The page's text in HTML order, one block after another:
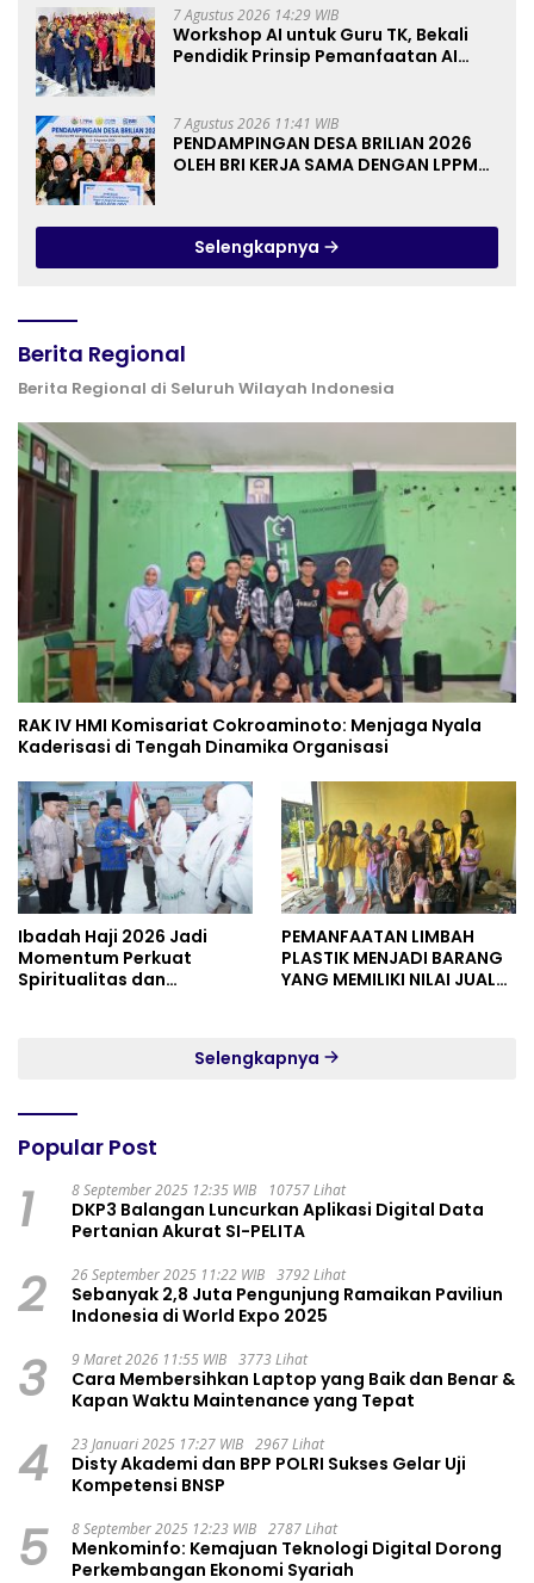
7 Agustus 2026 14:29 WIB
Workshop AI untuk Guru TK, Bekali
Pendidik Prinsip Pemanfaatan AI
7 Agustus 2026 11:41 WIB
PENDAMPINGAN DESA BRILIAN 2026
OLEH BRI KERJA SAMA DENGAN LPPM
Selengkapnya
Berita Regional
Berita Regional di Seluruh Wilayah Indonesia
RAK IV HMI Komisariat Cokroaminoto: Menjaga Nyala
Kaderisasi di Tengah Dinamika Organisasi
Ibadah Haji 2026 Jadi
Momentum Perkuat
Spiritualitas dan
PEMANFAATAN LIMBAH
PLASTIK MENJADI BARANG
YANG MEMILIKI NILAI JUAL
Selengkapnya
Popular Post
1 8 September 2025 12:35 WIB 10757 Lihat
DKP3 Balangan Luncurkan Aplikasi Digital Data
Pertanian Akurat SI-PELITA
2 26 September 2025 11:22 WIB 3792 Lihat
Sebanyak 2,8 Juta Pengunjung Ramaikan Paviliun
Indonesia di World Expo 2025
3 9 Maret 2026 11:55 WIB 3773 Lihat
Cara Membersihkan Laptop yang Baik dan Benar &
Kapan Waktu Maintenance yang Tepat
4 23 Januari 2025 17:27 WIB 2967 Lihat
Disty Akademi dan BPP POLRI Sukses Gelar Uji
Kompetensi BNSP
5 8 September 2025 12:23 WIB 2787 Lihat
Menkominfo: Kemajuan Teknologi Digital Dorong
Perkembangan Ekonomi Syariah